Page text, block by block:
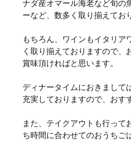
ナダ産オマール海老など旬の
ーなど、数多く取り揃えてお
もちろん、ワインもイタリア
く取り揃えておりますので、
賞味頂ければと思います。
ディナータイムにおきまして
充実しておりますので、おす
また、テイクアウトも行って
ち時間に合わせてのおうちご